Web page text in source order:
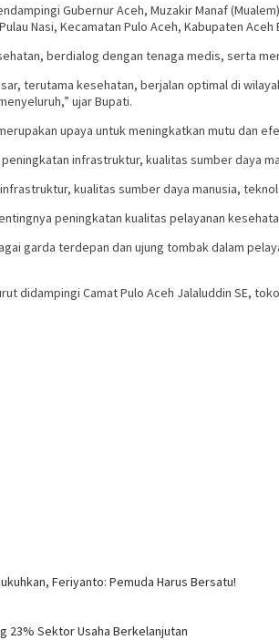
Gubernur Aceh, Muzakir Manaf
Nasi, Kecamatan Pulo Aceh, Kabupaten Aceh
berdialog dengan tenaga medis, serta
terutama kesehatan, berjalan optimal di
ujar Bupati.
upaya untuk meningkatkan mutu dan
infrastruktur, kualitas sumber daya
kualitas sumber daya manusia,
peningkatan kualitas pelayanan
garda terdepan dan ujung tombak dalam
didampingi Camat Pulo Aceh Jalaluddin SE,
Feriyanto: Pemuda Harus Bersatu!
23% Sektor Usaha Berkelanjutan